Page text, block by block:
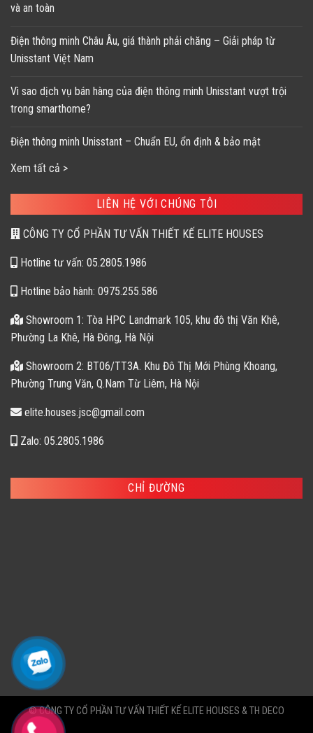
và an toàn
Điện thông minh Châu Âu, giá thành phải chăng – Giải pháp từ
Unisstant Việt Nam
Vì sao dịch vụ bán hàng của điện thông minh Unisstant vượt trội
trong smarthome?
Điện thông minh Unisstant – Chuẩn EU, ổn định & bảo mật
Xem tất cả >
LIÊN HỆ VỚI CHÚNG TÔI
CÔNG TY CỔ PHẦN TƯ VẤN THIẾT KẾ ELITE HOUSES
Hotline tư vấn: 05.2805.1986
Hotline bảo hành: 0975.255.586
Showroom 1: Tòa HPC Landmark 105, khu đô thị Văn Khê,
Phường La Khê, Hà Đông, Hà Nội
Showroom 2: BT06/TT3A. Khu Đô Thị Mới Phùng Khoang,
Phường Trung Văn, Q.Nam Từ Liêm, Hà Nội
elite.houses.jsc@gmail.com
Zalo: 05.2805.1986
CHỈ ĐƯỜNG
© CÔNG TY CỔ PHẦN TƯ VẤN THIẾT KẾ ELITE HOUSES & TH DECO